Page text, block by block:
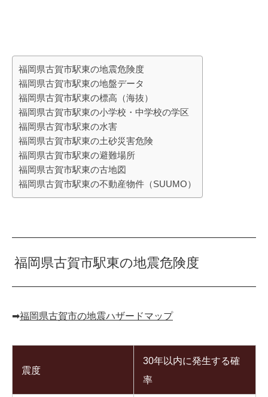
福岡県古賀市駅東の地震危険度
福岡県古賀市駅東の地盤データ
福岡県古賀市駅東の標高（海抜）
福岡県古賀市駅東の小学校・中学校の学区
福岡県古賀市駅東の水害
福岡県古賀市駅東の土砂災害危険
福岡県古賀市駅東の避難場所
福岡県古賀市駅東の古地図
福岡県古賀市駅東の不動産物件（SUUMO）
福岡県古賀市駅東の地震危険度
➡︎福岡県古賀市の地震ハザードマップ
震度
30年以内に発生する確
率